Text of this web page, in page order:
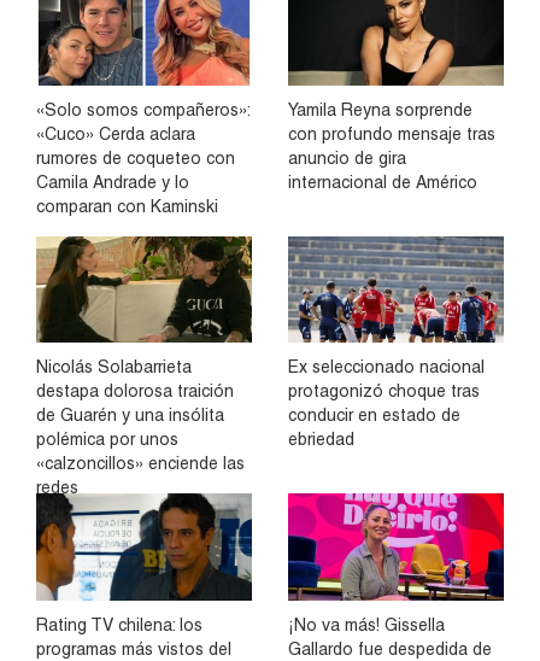
«Solo somos compañeros»:
«Cuco» Cerda aclara
rumores de coqueteo con
Camila Andrade y lo
comparan con Kaminski
Yamila Reyna sorprende
con profundo mensaje tras
anuncio de gira
internacional de Américo
Nicolás Solabarrieta
destapa dolorosa traición
de Guarén y una insólita
polémica por unos
«calzoncillos» enciende las
redes
Ex seleccionado nacional
protagonizó choque tras
conducir en estado de
ebriedad
Rating TV chilena: los
programas más vistos del
¡No va más! Gissella
Gallardo fue despedida de